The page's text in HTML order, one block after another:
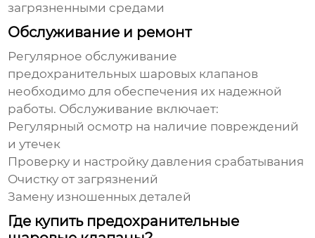
загрязненными средами
Обслуживание и ремонт
Регулярное обслуживание
предохранительных шаровых клапанов
необходимо для обеспечения их надежной
работы. Обслуживание включает:
Регулярный осмотр на наличие повреждений
и утечек
Проверку и настройку давления срабатывания
Очистку от загрязнений
Замену изношенных деталей
Где купить предохранительные